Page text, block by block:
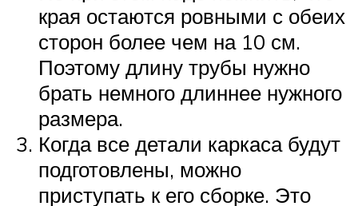
края остаются ровными с обеих
сторон более чем на 10 см.
Поэтому длину трубы нужно
брать немного длиннее нужного
размера.
Когда все детали каркаса будут
подготовлены, можно
приступать к его сборке. Это